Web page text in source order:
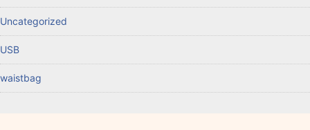
Uncategorized
USB
waistbag